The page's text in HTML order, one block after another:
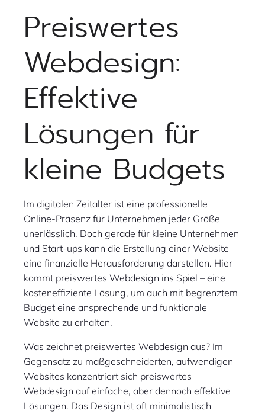
Preiswertes
Webdesign:
Effektive
Lösungen für
kleine Budgets
Im digitalen Zeitalter ist eine professionelle
Online-Präsenz für Unternehmen jeder Größe
unerlässlich. Doch gerade für kleine Unternehmen
und Start-ups kann die Erstellung einer Website
eine finanzielle Herausforderung darstellen. Hier
kommt preiswertes Webdesign ins Spiel – eine
kosteneffiziente Lösung, um auch mit begrenztem
Budget eine ansprechende und funktionale
Website zu erhalten.
Was zeichnet preiswertes Webdesign aus? Im
Gegensatz zu maßgeschneiderten, aufwendigen
Websites konzentriert sich preiswertes
Webdesign auf einfache, aber dennoch effektive
Lösungen. Das Design ist oft minimalistisch